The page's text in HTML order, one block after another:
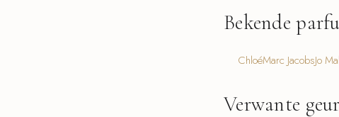
Bekende
ChloéMarc JacobsJo
Verwante